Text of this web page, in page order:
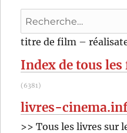
Recherche
pour
:
titre de film –
Index de tous
(6381)
livres-
>> Tous les livres sur